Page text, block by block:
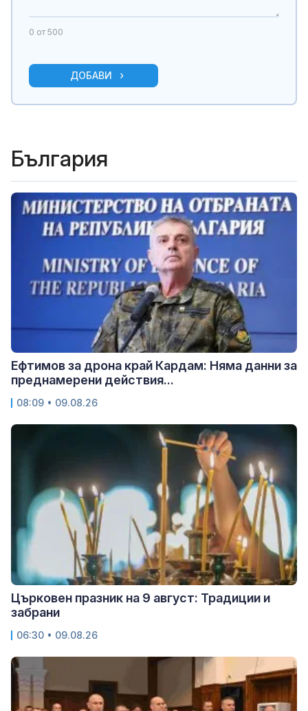
0 от 500
ДОБАВИ
България
Ефтимов за дрона край Кардам: Няма данни за
преднамерени действия...
08:09 • 09.08.26
Църковен празник на 9 август: Традиции и
забрани
06:30 • 09.08.26